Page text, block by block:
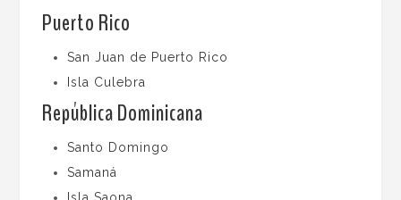
Puerto Rico
San Juan de Puerto Rico
Isla Culebra
República Dominicana
Santo Domingo
Samaná
Isla Saona